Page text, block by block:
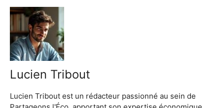
Lucien Tribout
Lucien Tribout est un rédacteur passionné au sein de